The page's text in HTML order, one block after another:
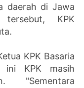
daerah di Jawa
KPK
KPK Basaria
ini KPK masih
"Sementara